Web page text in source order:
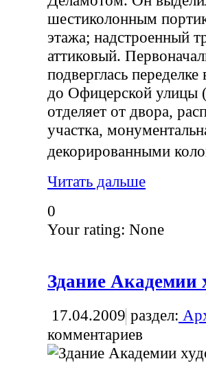
шестиколонным
этажа; надстроенный
аттиковый.
подверглась
до Офицерской улицы
отделяет от двора,
участка,
декорированными
Читать дальше
0
Your rating: None
Здание Академии
17.04.2009 раздел:
комментариев